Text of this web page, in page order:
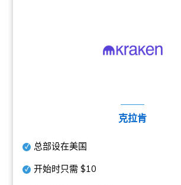
克拉肯
总部设在美国
开始时只需$10